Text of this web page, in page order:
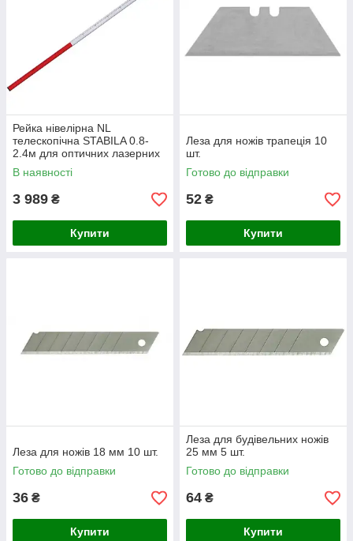
Рейка нівелірна NL
телескопічна STABILA 0.8-
2.4м для оптичних лазерних
рівнів 07468
В наявності
3 989 ₴
Купити
Леза для ножів трапеція 10
шт.
Готово до відправки
52 ₴
Купити
Леза для ножів 18 мм 10 шт.
Готово до відправки
36 ₴
Купити
Леза для будівельних ножів
25 мм 5 шт.
Готово до відправки
64 ₴
Купити